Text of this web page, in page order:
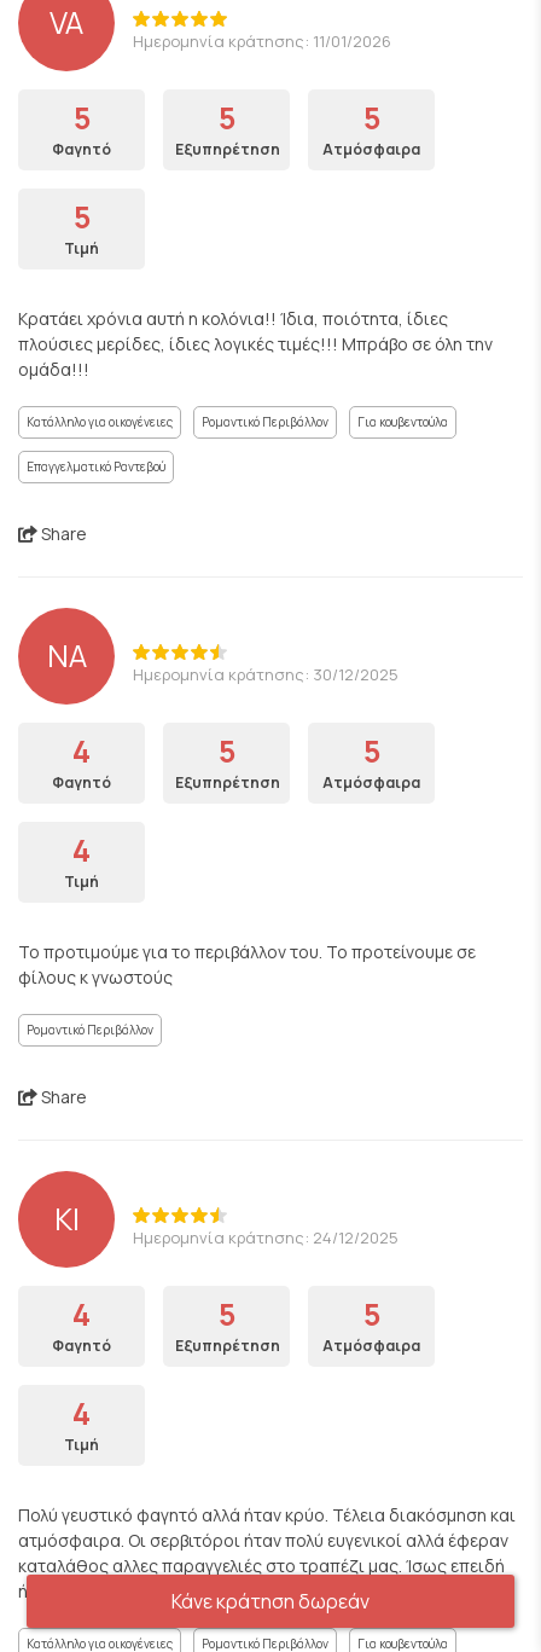
VA Ημερομηνία κράτησης: 11/01/2026
5
Φαγητό
5
Εξυπηρέτηση
5
Ατμόσφαιρα
5
Τιμή
Κρατάει χρόνια αυτή η κολόνια!! Ίδια, ποιότητα, ίδιες
πλούσιες μερίδες, ίδιες λογικές τιμές!!! Μπράβο σε όλη την
ομάδα!!!
Κατάλληλο για οικογένειες Ρομαντικό Περιβάλλον Για κουβεντούλα
Επαγγελματικό Ραντεβού
Share
NA Ημερομηνία κράτησης: 30/12/2025
4
Φαγητό
5
Εξυπηρέτηση
5
Ατμόσφαιρα
4
Τιμή
Το προτιμούμε για το περιβάλλον του. Το προτείνουμε σε
φίλους κ γνωστούς
Ρομαντικό Περιβάλλον
Share
KI Ημερομηνία κράτησης: 24/12/2025
4
Φαγητό
5
Εξυπηρέτηση
5
Ατμόσφαιρα
4
Τιμή
Πολύ γευστικό φαγητό αλλά ήταν κρύο. Τέλεια διακόσμηση και
ατμόσφαιρα. Οι σερβιτόροι ήταν πολύ ευγενικοί αλλά έφεραν
καταλάθος αλλες παραγγελιές στο τραπέζι μας. Ίσως επειδή
ήταν 24/12 και ήταν πολύ απασχολημένοι.
Κατάλληλο για οικογένειες Ρομαντικό Περιβάλλον Για κουβεντούλα
Κάνε κράτηση δωρεάν